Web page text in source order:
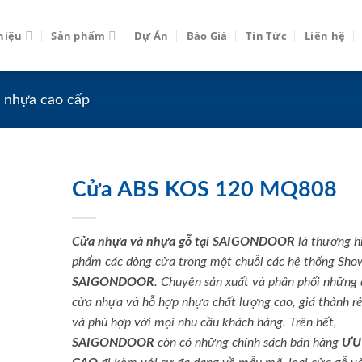
Sản phẩm Dự Án Báo Giá Tin Tức Liên hệ
nhựa cao cấp
Cửa ABS KOS 120 MQ808
Cửa nhựa và nhựa gỗ tại SAIGONDOOR là thương
phẩm các dòng cửa trong một chuỗi các hệ thống
SAIGONDOOR. Chuyên sản xuất và phân phối những
cửa nhựa và hỗ hợp nhựa chất lượng cao, giá thành
và phù hợp với mọi nhu cầu khách hàng. Trên hết,
SAIGONDOOR còn có những chính sách bán hàng